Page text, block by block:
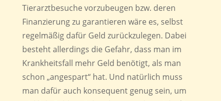
Tierarztbesuche vorzubeugen bzw. deren
Finanzierung zu garantieren wäre es, selbst
regelmäßig dafür Geld zurückzulegen. Dabei
besteht allerdings die Gefahr, dass man im
Krankheitsfall mehr Geld benötigt, als man
schon „angespart“ hat. Und natürlich muss
man dafür auch konsequent genug sein, um